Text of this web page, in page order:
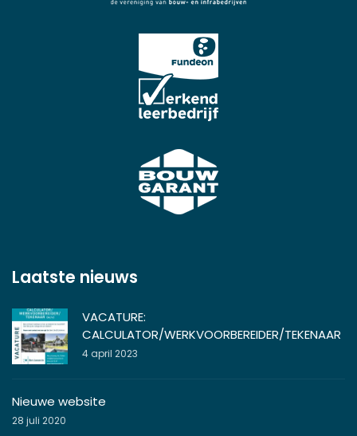
Laatste nieuws
VACATURE:
CALCULATOR/WERKVOORBEREIDER/TEKENAAR
4 april 2023
Nieuwe website
28 juli 2020